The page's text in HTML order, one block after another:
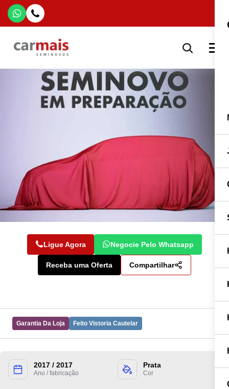
Garantia Da Loja Feito Vistoria Cautelar
2017 / 2017
Ano / fabricação
Prata
Cor
Ligue Agora Negocie Pelo Whatsapp
Receba uma Oferta Compartilhar
Preencha suas informações para entrarmos
em contato.